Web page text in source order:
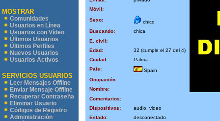
MOSTRAR
Comunidades
Usuarios en Línea
Usuarios con Vídeo
Últimos Usuarios
Últimos Perfiles
Nuevos Usuarios
Usuarios Activos
SERVICIOS USUARIOS
Leer Mensajes Offline
Enviar Mensaje Offline
Recuperar Contraseña
Eliminar Usuario
Códigos de Registro
Administración
Móvil:
Sexo:
chico
Buscando:
chica
E. civil:
Edad:
32 (cumple el 27 del 4)
Ciudad:
Palma
País:
Spain
Ocupación:
Nombre:
Comentarios:
Dispositivos:
audio, video
Estado:
desconectado